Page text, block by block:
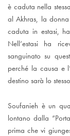
è caduta nella
al Akhras, la
caduta in estasi,
Nell’estasi ha
sanguinato su
perché la causa e
destino sarà lo
Soufanieh è un
lontano dalla
prima che vi